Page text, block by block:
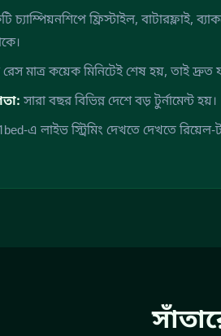
চ্যাম্পিয়নশিপে ফ্রিস্টাইল, বাটারফ্লাই,
রেস মাত্র কয়েক মিনিটেই শেষ হয়, তাই
সারা বছর বিভিন্ন দেশে বড় টুর্নামেন্ট হয়।
এ লাইভ স্ট্রিমিং দেখতে দেখতে রিয়েল-